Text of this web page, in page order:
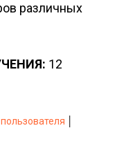
различных
12